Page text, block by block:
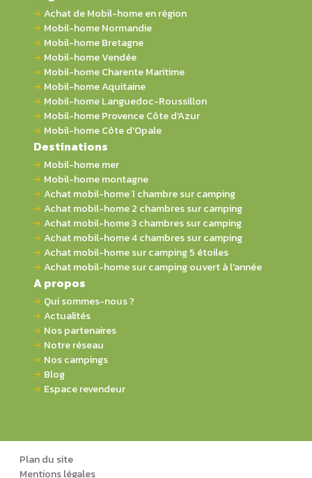
Achat de Mobil-home en région
Mobil-home Normandie
Mobil-home Bretagne
Mobil-home Vendée
Mobil-home Charente Maritime
Mobil-home Aquitaine
Mobil-home Languedoc-Roussillon
Mobil-home Provence Côte d'Azur
Mobil-home Côte d'Opale
Destinations
Mobil-home mer
Mobil-home montagne
Achat mobil-home 1 chambre sur camping
Achat mobil-home 2 chambres sur camping
Achat mobil-home 3 chambres sur camping
Achat mobil-home 4 chambres sur camping
Achat mobil-home sur camping 5 étoiles
Achat mobil-home sur camping ouvert à l'année
A propos
Qui sommes-nous ?
Actualités
Nos partenaires
Notre réseau
Nos campings
Blog
Espace revendeur
Plan du site
Mentions légales